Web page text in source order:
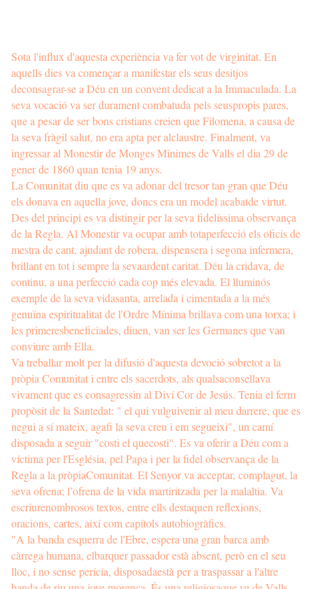
Sota l'influx d'aquesta experiència va fer vot de virginitat. En
aquells dies va començar a manifestar els seus desitjos
deconsagrar-se a Déu en un convent dedicat a la Immaculada. La
seva vocació va ser durament combatuda pels seuspropis pares,
que a pesar de ser bons cristians creien que Filomena, a causa de
la seva fràgil salut, no era apta per alclaustre. Finalment, va
ingressar al Monestir de Monges Mínimes de Valls el dia 29 de
gener de 1860 quan tenia 19 anys.
La Comunitat diu que es va adonar del tresor tan gran que Déu
els donava en aquella jove, doncs era un model acabatde virtut.
Des del principi es va distingir per la seva fidelíssima observança
de la Regla. Al Monestir va ocupar amb totaperfecció els oficis de
mestra de cant, ajudant de robera, dispensera i segona infermera,
brillant en tot i sempre la sevaardent caritat. Déu la cridava, de
continu, a una perfecció cada cop més elevada. El lluminós
exemple de la seva vidasanta, arrelada i cimentada a la més
genuïna espiritualitat de l'Ordre Mínima brillava com una torxa; i
les primeresbeneficiades, diuen, van ser les Germanes que van
conviure amb Ella.
Va treballar molt per la difusió d'aquesta devoció sobretot a la
pròpia Comunitat i entre els sacerdots, als qualsaconsellava
vivament que es consagressin al Diví Cor de Jesús. Tenia el ferm
propòsit de la Santedat: " el qui vulguivenir al meu darrere, que es
negui a sí mateix, agafi la seva creu i em segueixi", un camí
disposada a seguir "costi el quecosti". Es va oferir a Déu com a
víctima per l'Església, pel Papa i per la fidel observança de la
Regla a la pròpiaComunitat. El Senyor va acceptar, complagut, la
seva ofrena; l’ofrena de la vida martiritzada per la malaltia. Va
escriurenombrosos textos, entre ells destaquen reflexions,
oracions, cartes, així com capítols autobiogràfics.
"A la banda esquerra de l'Ebre, espera una gran barca amb
càrrega humana, elbarquer passador està absent, però en el seu
lloc, i no sense perícia, disposadaestà per a traspassar a l'altre